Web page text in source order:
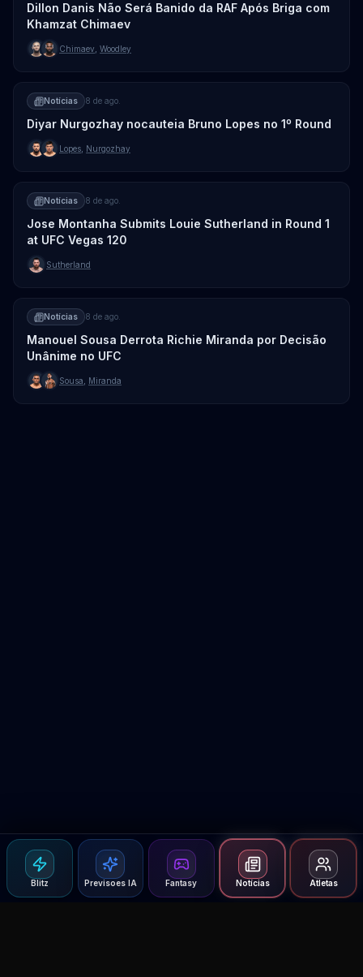
Blitz Previsoes IA Fantasy Notícias Atletas
Dillon Danis Não Será Banido da RAF Após Briga com
Khamzat Chimaev
Chimaev Woodley
Notícias 8 de ago.
Diyar Nurgozhay nocauteia Bruno Lopes no 1º Round
Lopes Nurgozhay
Notícias 8 de ago.
Jose Montanha Submits Louie Sutherland in Round 1
at UFC Vegas 120
Sutherland
Notícias 8 de ago.
Manouel Sousa Derrota Richie Miranda por Decisão
Unânime no UFC
Sousa Miranda